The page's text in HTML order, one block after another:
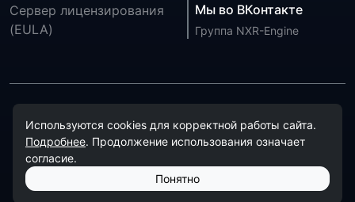
Сервер лицензирования
(EULA)
Мы во ВКонтакте
Группа NXR-Engine
в соответствии сполитикой обработки персональных
данных.
© 2026 NXR-Engine. Все права защищены.
Используются cookies для корректной работы сайта.
Подробнее. Продолжение использования означает
согласие.
Понятно